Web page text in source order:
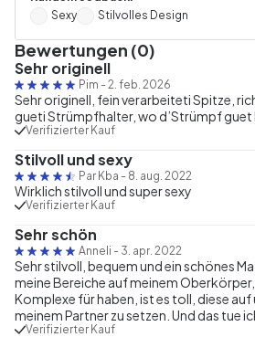
Sexy
Stilvolles Design
Bewertungen (0)
Sehr originell
Pim - 2. feb. 2026
Sehr originell, fein verarbeiteti Spitze,
gueti Strümpfhalter, wo d’Strümpf guet
Verifizierter Kauf
Stilvoll und sexy
Par Kba - 8. aug. 2022
Wirklich stilvoll und super sexy
Verifizierter Kauf
Sehr schön
Anneli - 3. apr. 2022
Sehr stilvoll, bequem und ein schönes
meine Bereiche auf meinem
Komplexe für haben, ist es toll, diese auf
meinem Partner zu setzen. Und das tue
Verifizierter Kauf